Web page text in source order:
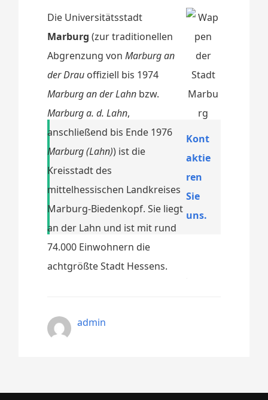
Die Universitätsstadt
Marburg (zur traditionellen
Abgrenzung vonMarburg an
der Drau offiziell bis 1974
Marburg an der Lahn bzw.
Marburg a. d. Lahn,
anschließend bis Ende 1976
Marburg (Lahn)) ist die
Kreisstadt des
mittelhessischen Landkreises
Marburg-Biedenkopf. Sie liegt
an der Lahn und ist mit rund
74.000 Einwohnern die
achtgrößte Stadt Hessens.
Kont
aktie
ren
Sie
uns.
admin